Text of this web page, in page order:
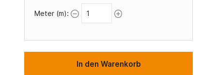
Meter (m):
In den Warenkorb